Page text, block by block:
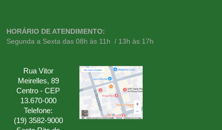
HORÁRIO DE ATENDIMENTO:
Segunda a Sexta das 08h às 11h / 13h às 17h
Rua Vitor
Meirelles, 89
Centro - CEP
13.670-000
Telefone:
(19) 3582-9000